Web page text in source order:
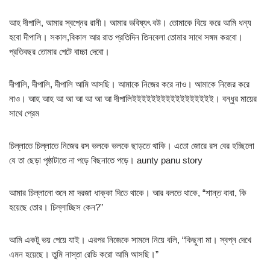
আহ দীপালি, আমার স্বপ্নের রানী। আমার ভবিষ্যৎ বউ। তোমাকে বিয়ে করে আমি ধন্য
হবো দীপালি। সকাল,বিকাল আর রাত প্রতিদিন তিনবেলা তোমার সাথে সঙ্গম করবো।
প্রতিবছর তোমার পেটে বাচ্চা দেবো।
দীপালি, দীপালি, দীপালি আমি আসছি। আমাকে নিজের করে নাও। আমাকে নিজের করে
নাও। আহ আহ আ আ আ আ আ আ দীপালিইইইইইইইইইইইইইইইইই। বন্ধুর মায়ের
সাথে প্রেম
চিল্লাতে চিল্লাতে নিজের রস ভলকে ভলকে ছাড়তে থাকি। এতো জোরে রস বের হচ্ছিলো
যে তা ছেড়া পৃষ্ঠাটাতে না পড়ে বিছনাতে পড়ে। aunty panu story
আমার চিল্লানো শুনে মা দরজা ধাক্কা দিতে থাকে। আর বলতে থাকে, “শান্ত বাবা, কি
হয়েছে তোর। চিল্লাচ্ছিস কেন?”
আমি একটু ভয় পেয়ে যাই। এরপর নিজেকে সামলে নিয়ে বলি, “কিছুনা মা। স্বপ্ন দেখে
এমন হয়েছে। তুমি নাস্তা রেডি করো আমি আসছি।”